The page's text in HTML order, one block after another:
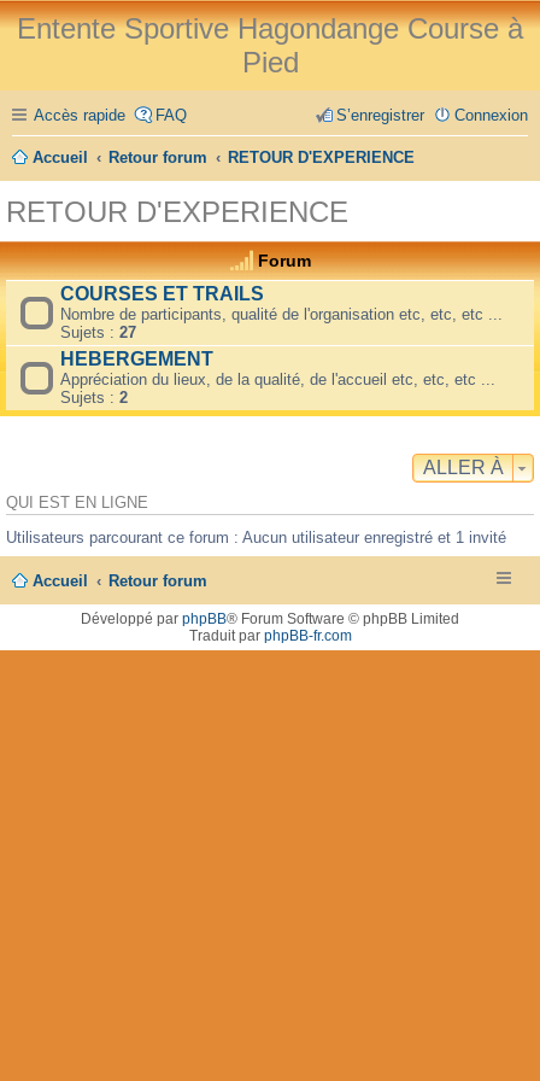
Entente Sportive Hagondange Course à
Pied
Accès rapide FAQ Connexion
S’enregistrer
Accueil Retour forum RETOUR D'EXPERIENCE
RETOUR D'EXPERIENCE
Forum
COURSES ET TRAILS
Nombre de participants, qualité de l'organisation etc, etc, etc ...
Sujets : 27
HEBERGEMENT
Appréciation du lieux, de la qualité, de l'accueil etc, etc, etc ...
Sujets : 2
ALLER À
QUI EST EN LIGNE
Utilisateurs parcourant ce forum : Aucun utilisateur enregistré et 1 invité
Accueil Retour forum
Développé par phpBB® Forum Software © phpBB Limited
Traduit par phpBB-fr.com